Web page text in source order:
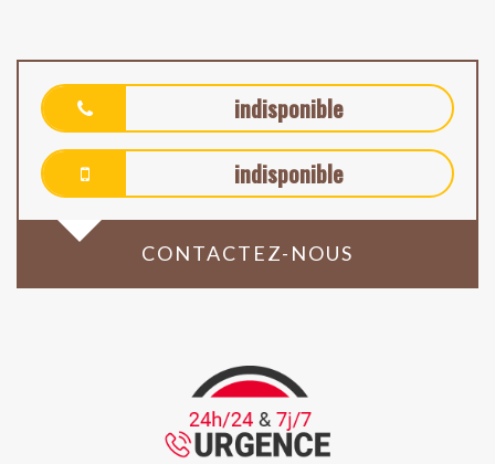
indisponible
indisponible
CONTACTEZ-NOUS